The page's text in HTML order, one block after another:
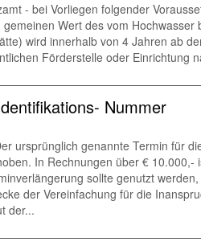
- bei Vorliegen folgender
Wert des vom
wird innerhalb von 4 Jahren ab
Förderstelle oder Einrichtung
Nummer
ursprünglich genannte Termin für
In Rechnungen über €
sollte genutzt
der Vereinfachung für die
der...